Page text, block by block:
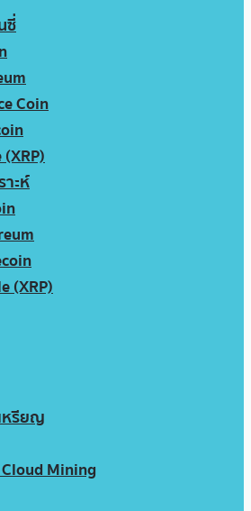
ซี่
Coin
าะห์
(XRP)
หรียญ
Mining